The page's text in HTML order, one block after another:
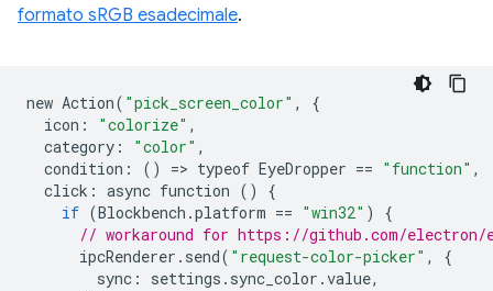
formato sRGB esadecimale.
new Action( "pick_screen_color" ,
{
icon : "colorize" ,
category : "color" ,
condition : () => typeof EyeDropper == "function" ,
click : async function ()
{
if (Blockbench .platform == "win32" )
{
// workaround for https://github.com/electron/
ipcRenderer . send( "request-color-picker" ,
{
sync : settings . sync_color .value,